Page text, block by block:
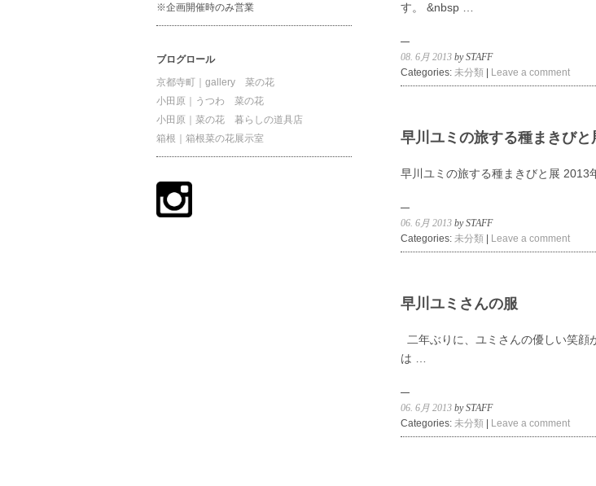
※企画開催時のみ営業
ブログロール
京都寺町｜gallery 菜の花
小田原｜うつわ 菜の花
小田原｜菜の花 暮らしの道具店
箱根｜箱根菜の花展示室
す。 &nbsp …
08. 6月 2013 by STAFF
Categories: 未分類 Leave a comment
早川ユミの旅する種まきびと
早川ユミの旅する種まきびと展 2013
06. 6月 2013 by STAFF
Categories: 未分類 Leave a comment
早川ユミさんの服
二年ぶりに、ユミさんの優しい笑顔
は …
06. 6月 2013 by STAFF
Categories: 未分類 Leave a comment